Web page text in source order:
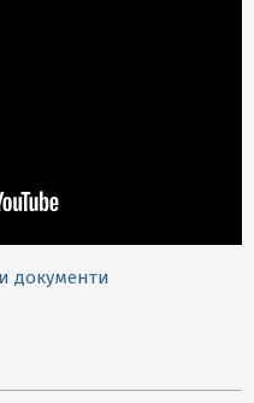
документи